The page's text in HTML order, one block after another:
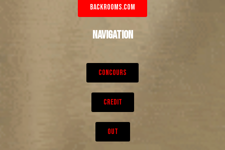
BACKROOMS.COM
NAVIGATION
CONCOURS
CREDIT
OUT